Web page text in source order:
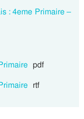
: 4eme Primaire –
pdf
rtf